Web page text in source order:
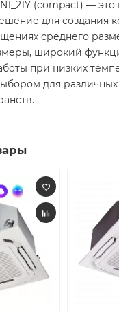
(compact) —
для создания
среднего
широкий
при низких
для